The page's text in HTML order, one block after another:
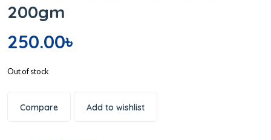
200gm
250.00৳
Out of stock
Compare Add to wishlist